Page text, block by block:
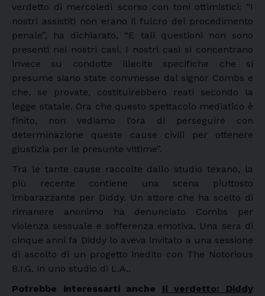
verdetto di mercoledì scorso con toni ottimistici: “I
nostri assistiti non erano il fulcro del procedimento
penale”, ha dichiarato, “E tali questioni non sono
presenti nei nostri casi. I nostri casi si concentrano
invece su condotte illecite specifiche che si
presume siano state commesse dal signor Combs e
che, se provate, costituirebbero reati secondo la
legge statale. Ora che questo spettacolo mediatico è
finito, non vediamo l’ora di perseguire con
determinazione queste cause civili per ottenere
giustizia per le presunte vittime”.
Tra le tante cause raccolte dallo studio texano, la
più recente contiene una scena piuttosto
imbarazzante per Diddy. Un attore che ha scelto di
rimanere anonimo ha denunciato Combs per
violenza sessuale e sofferenza emotiva. Una sera di
cinque anni fa Diddy lo aveva invitato a una sessione
di ascolto di un progetto inedito con The Notorious
B.I.G. in uno studio di L.A..
Potrebbe interessarti anche Il verdetto: Diddy